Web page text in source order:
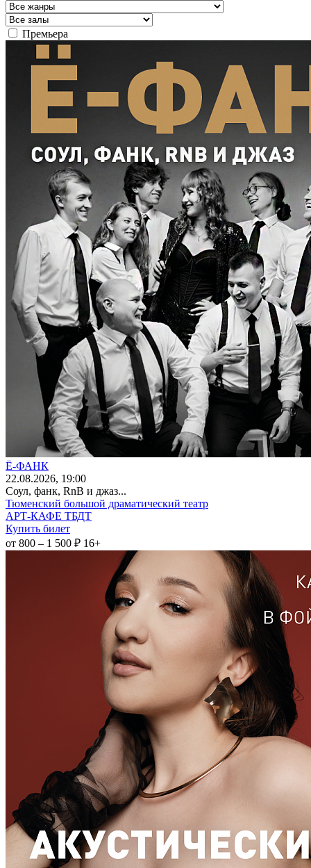
Премьера
Ё-ФАНК
22.08.2026, 19:00
Соул, фанк, RnB и джаз...
Тюменский большой драматический театр
АРТ-КАФЕ ТБДТ
Купить билет
от 800 – 1 500 ₽ 16+